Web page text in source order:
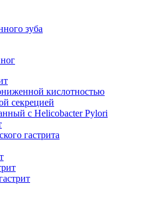
зуба
кислотностью
секрецией
с Helicobacter Pylori
гастрита